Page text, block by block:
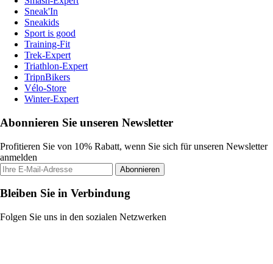
Sneak'In
Sneakids
Sport is good
Training-Fit
Trek-Expert
Triathlon-Expert
TripnBikers
Vélo-Store
Winter-Expert
Abonnieren Sie unseren Newsletter
Profitieren Sie von 10% Rabatt, wenn Sie sich für unseren Newsletter
anmelden
Abonnieren
Bleiben Sie in Verbindung
Folgen Sie uns in den sozialen Netzwerken